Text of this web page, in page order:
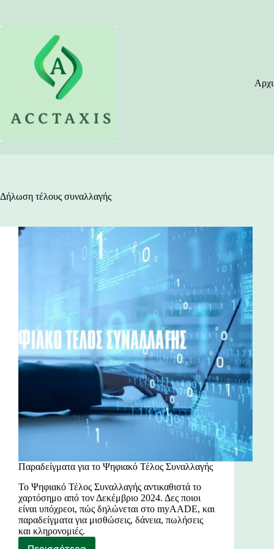
περιεχόμενο
Δήλωση τέλους συναλλαγής
Παραδείγματα για το Ψηφιακό Τέλος Συναλλαγής
Το Ψηφιακό Τέλος Συναλλαγής αντικαθιστά το
χαρτόσημο από τον Δεκέμβριο 2024. Δες ποιοι
είναι υπόχρεοι, πώς δηλώνεται στο myAADE, και
παραδείγματα για μισθώσεις, δάνεια, πωλήσεις
και κληρονομιές.